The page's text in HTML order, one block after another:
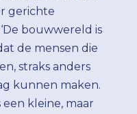
gerichte
bouwwereld is
de mensen die
straks anders
kunnen maken.
een kleine, maar